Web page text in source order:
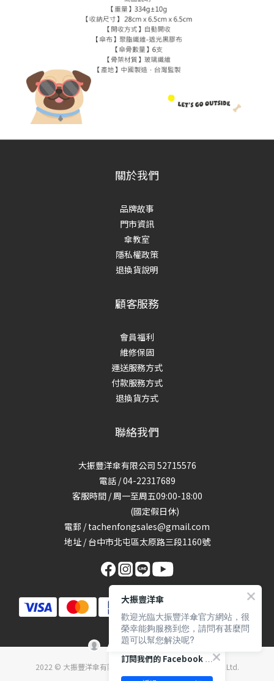
關於我們
品牌故事
門市資訊
傘教室
隱私權政策
退換貨說明
顧客服務
會員福利
維修保固
運送服務方式
付款服務方式
退換貨方式
聯絡我們
大振豐洋傘有限公司 52715576
電話 / 04-22317689
客服時間 / 周一至周五09:00-18:00
(國定假日休)
電郵 / tachenfongsales@gmail.com
地址 / 台中市北屯區太原路三段1160號
2022 © 大振豐洋傘有限公司 Ta Chen Fong umbrella Co., Ltd.
訂閱我們的 Facebook 專頁
大振豐洋傘
歡迎光臨大振豐洋傘官方網站，很
榮幸能夠服務到您，請問有甚麼問
題可以幫您解決呢?